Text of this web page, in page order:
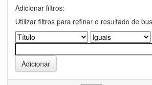
Adicionar filtros:
Utilizar filtros para refinar o resultado de